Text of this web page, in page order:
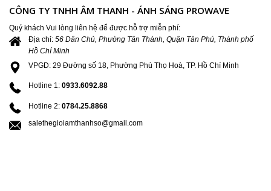
CÔNG TY TNHH ÂM THANH - ÁNH SÁNG PROWAVE
Quý khách Vui lòng liên hệ để được hỗ trợ miễn phí:
Địa chỉ: 56 Dân Chủ, Phường Tân Thành, Quận Tân Phú, Thành phố
Hồ Chí Minh
VPGD: 29 Đường số 18, Phường Phú Thọ Hoà, TP. Hồ Chí Minh
Hotline 1: 0933.6092.88
Hotline 2: 0784.25.8868
salethegioiamthanhso@gmail.com